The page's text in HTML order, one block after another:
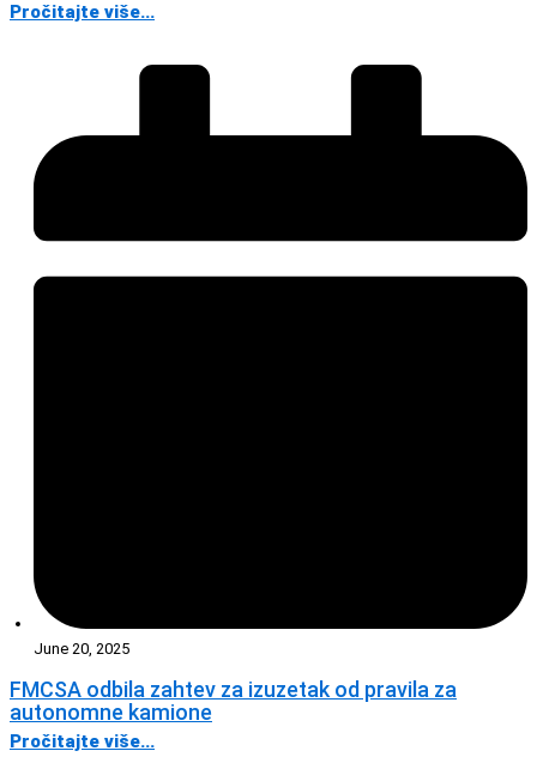
Pročitajte više...
June 20, 2025
FMCSA odbila zahtev za izuzetak od pravila za
autonomne kamione
Pročitajte više...